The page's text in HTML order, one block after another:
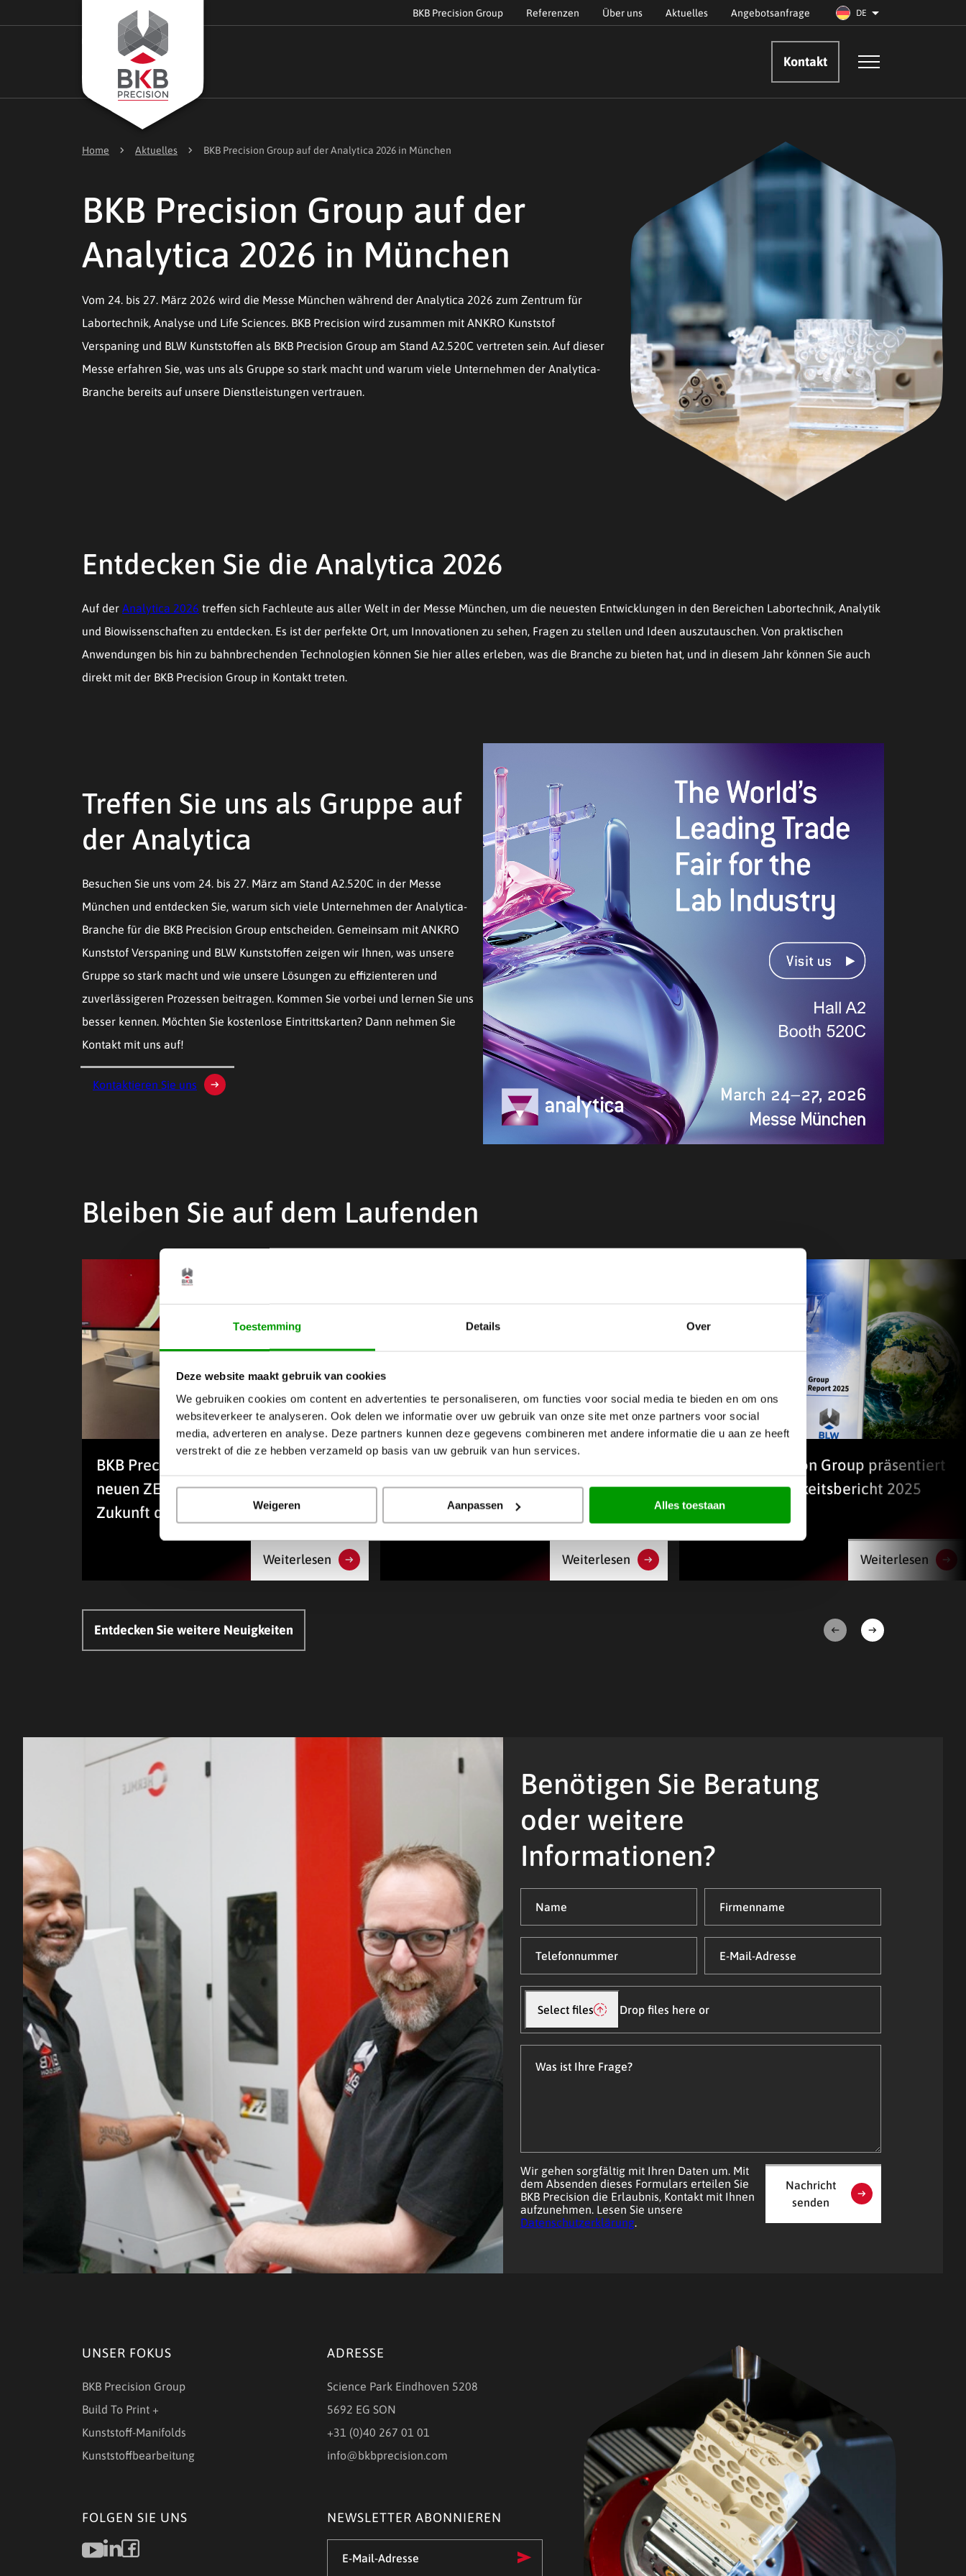
Toestemming Details Over
Deze website maakt gebruik van cookies
We gebruiken cookies om content en advertenties te personaliseren, om functies voor social media te bieden en om ons
websiteverkeer te analyseren. Ook delen we informatie over uw gebruik van onze site met onze partners voor social
media, adverteren en analyse. Deze partners kunnen deze gegevens combineren met andere informatie die u aan ze heeft
verstrekt of die ze hebben verzameld op basis van uw gebruik van hun services.
Weigeren Aanpassen Alles toestaan
BKB Precision Group Referenzen Über uns Aktuelles Angebotsanfrage DE
Kontakt
Home chevron_right Aktuelles chevron_right BKB Precision Group auf der Analytica 2026 in München
BKB Precision Group auf der
Analytica 2026 in München
Vom 24. bis 27. März 2026 wird die Messe München während der Analytica 2026 zum Zentrum für
Labortechnik, Analyse und Life Sciences. BKB Precision wird zusammen mit ANKRO Kunststof
Verspaning und BLW Kunststoffen als BKB Precision Group am Stand A2.520C vertreten sein. Auf dieser
Messe erfahren Sie, was uns als Gruppe so stark macht und warum viele Unternehmen der Analytica-
Branche bereits auf unsere Dienstleistungen vertrauen.
Entdecken Sie die Analytica 2026
Auf der Analytica 2026 treffen sich Fachleute aus aller Welt in der Messe München, um die neuesten Entwicklungen in den Bereichen Labortechnik, Analytik
und Biowissenschaften zu entdecken. Es ist der perfekte Ort, um Innovationen zu sehen, Fragen zu stellen und Ideen auszutauschen. Von praktischen
Anwendungen bis hin zu bahnbrechenden Technologien können Sie hier alles erleben, was die Branche zu bieten hat, und in diesem Jahr können Sie auch
direkt mit der BKB Precision Group in Kontakt treten.
Treffen Sie uns als Gruppe auf
der Analytica
Besuchen Sie uns vom 24. bis 27. März am Stand A2.520C in der Messe
München und entdecken Sie, warum sich viele Unternehmen der Analytica-
Branche für die BKB Precision Group entscheiden. Gemeinsam mit ANKRO
Kunststof Verspaning und BLW Kunststoffen zeigen wir Ihnen, was unsere
Gruppe so stark macht und wie unsere Lösungen zu effizienteren und
zuverlässigeren Prozessen beitragen. Kommen Sie vorbei und lernen Sie uns
besser kennen. Möchten Sie kostenlose Eintrittskarten? Dann nehmen Sie
Kontakt mit uns auf!
Kontaktieren Sie uns
Bleiben Sie auf dem Laufenden
BKB Precision investiert mit dem
neuen ZEISS Smartzoom 100 in die
Zukunft der Qualität
Weiterlesen
Prototypen für komplexe
Kunststoffteile unverzichtbar?
Weiterlesen
Die BKB Precision Group präsentiert
den Nachhaltigkeitsbericht 2025
Weiterlesen
Entdecken Sie weitere Neuigkeiten Weiter Zurück
Benötigen Sie Beratung
oder weitere
Informationen?
(Required)
Mail-
Adresse
(Required)
Datei(en)
hochladen
Drop files here or
Select files
Wir gehen sorgfältig mit Ihren Daten um. Mit
dem Absenden dieses Formulars erteilen Sie
BKB Precision die Erlaubnis, Kontakt mit Ihnen
aufzunehmen. Lesen Sie unsere
Datenschutzerklärung.
Nachricht
senden
UNSER FOKUS
BKB Precision Group
Build To Print +
Kunststoff-Manifolds
Kunststoffbearbeitung
ADRESSE
Science Park Eindhoven 5208
5692 EG SON
+31 (0)40 267 01 01
info@bkbprecision.com
FOLGEN SIE UNS
NEWSLETTER ABONNIEREN
Mail-